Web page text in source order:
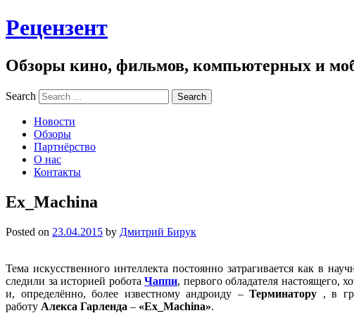
Рецензент
Обзоры кино, фильмов, компьютерных и
Search
Новости
Обзоры
Партнёрство
О нас
Контакты
Ex_Machina
Posted on 23.04.2015 by Дмитрий Бирук
Тема искусственного интеллекта постоянно затрагивается как в
следили за историей роботаЧаппи, первого обладателя настоящего,
и, определённо, более известному андроиду –Терминатору , в
работу Алекса Гарленда – «Ex_Machina».